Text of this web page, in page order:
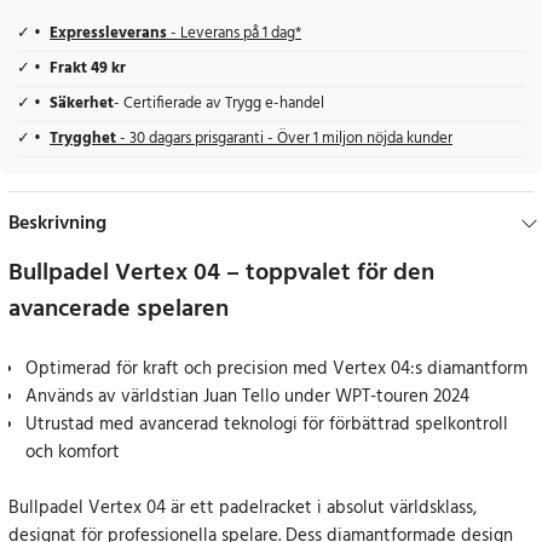
Expressleverans- Leverans på 1 dag*
Frakt 49 kr
Säkerhet- Certifierade av Trygg e-handel
Trygghet- 30 dagars prisgaranti - Över 1 miljon nöjda kunder
Beskrivning
Bullpadel Vertex 04 – toppvalet för den
avancerade spelaren
Optimerad för kraft och precision med Vertex 04:s diamantform
Används av världstian Juan Tello under WPT-touren 2024
Utrustad med avancerad teknologi för förbättrad spelkontroll
och komfort
Bullpadel Vertex 04 är ett padelracket i absolut världsklass,
designat för professionella spelare. Dess diamantformade design